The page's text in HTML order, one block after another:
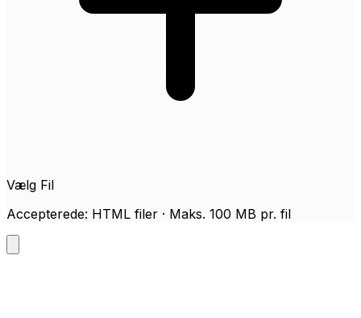
Vælg Fil
Accepterede: HTML filer · Maks. 100 MB pr. fil